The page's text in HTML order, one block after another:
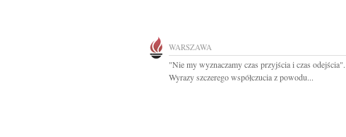
WARSZAWA
"Nie my wyznaczamy czas przyjścia i czas odejścia".
Wyrazy szczerego współczucia z powodu...